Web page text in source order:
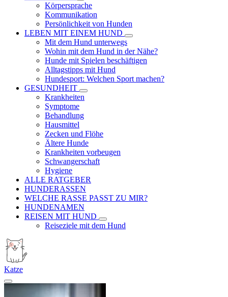
Körpersprache
Kommunikation
Persönlichkeit von Hunden
LEBEN MIT EINEM HUND
Mit dem Hund unterwegs
Wohin mit dem Hund in der Nähe?
Hunde mit Spielen beschäftigen
Alltagstipps mit Hund
Hundesport: Welchen Sport machen?
GESUNDHEIT
Krankheiten
Symptome
Behandlung
Hausmittel
Zecken und Flöhe
Ältere Hunde
Krankheiten vorbeugen
Schwangerschaft
Hygiene
ALLE RATGEBER
HUNDERASSEN
WELCHE RASSE PASST ZU MIR?
HUNDENAMEN
REISEN MIT HUND
Reiseziele mit dem Hund
Katze